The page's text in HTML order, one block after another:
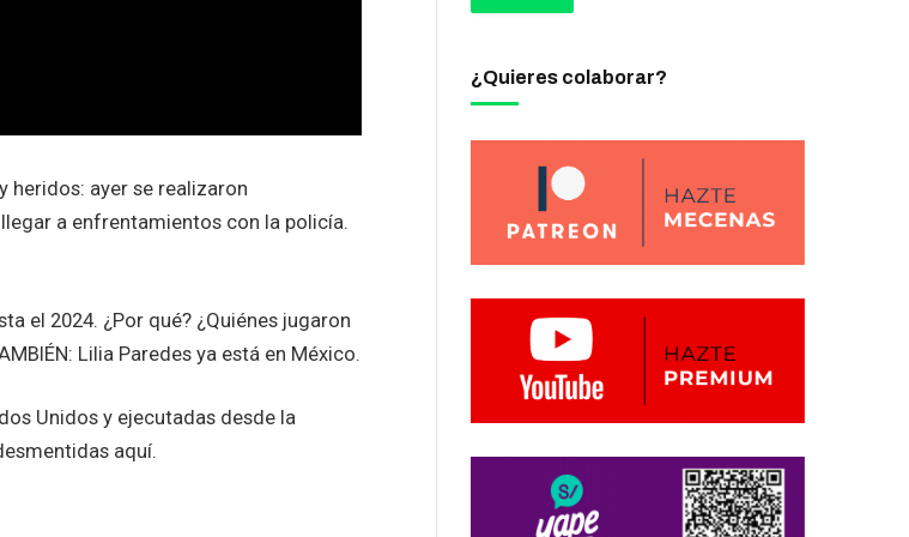
heridos: ayer se realizaron
a enfrentamientos con la policía.
el 2024. ¿Por qué? ¿Quiénes jugaron
Lilia Paredes ya está en México.
Unidos y ejecutadas desde la
aquí.
¿Quieres colaborar?